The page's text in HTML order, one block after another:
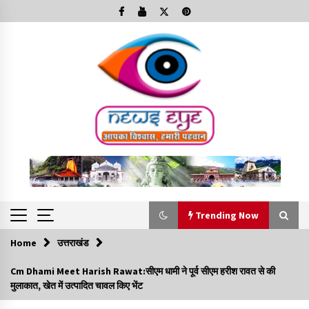
to
Trending Now
Trending Now
Minorities Rights Day : विश्व अल्पसंख्यक अधिकार दिवस
कार्यक्रम में शामिल हुए सीएम,आधुनिक मदरसों का नाम अब्दुल कलाम के नाम
Home उत्तराखंड
Cm Dhami Meet Harish Rawat:सीएम धामी ने पूर्व सीएम हरीश रावत से की
मुलाकात, खेत में उत्पादित चावल किए भेंट